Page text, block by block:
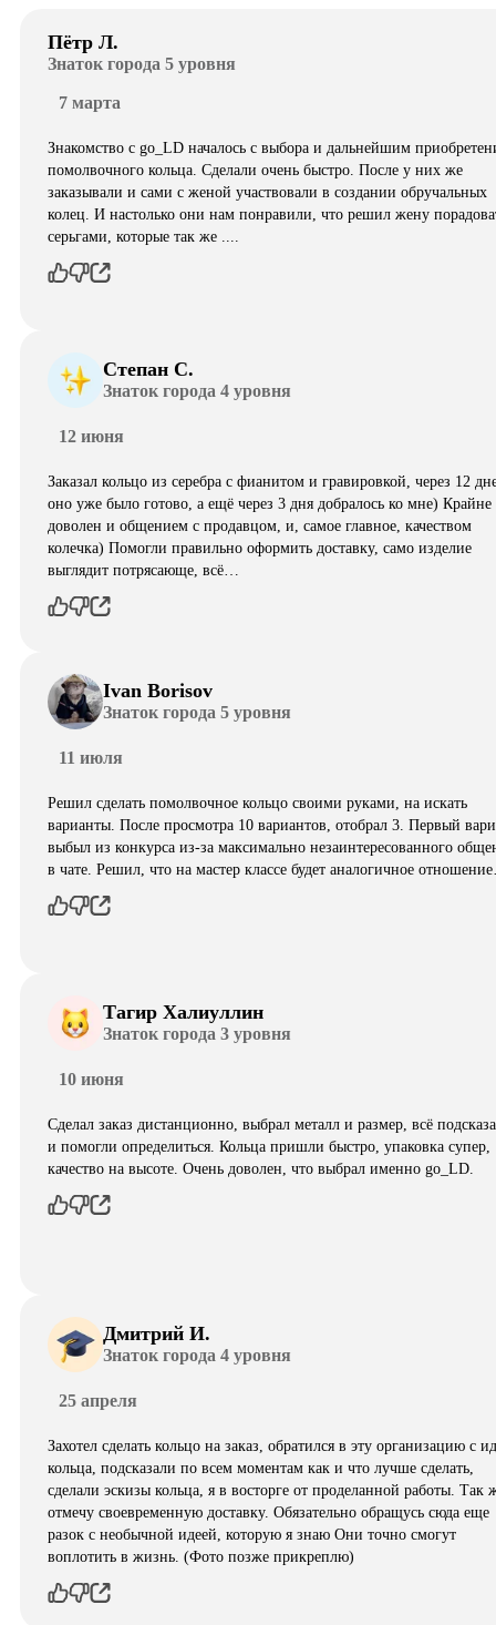
Пётр Л.
Знаток города 5 уровня
7 марта
Знакомство с go_LD началось с выбора и дальнейшим
помолвочного кольца. Сделали очень быстро. После у них же
заказывали и сами с женой участвовали в создании обручальных
колец. И настолько они нам понравили, что решил жену
серьгами, которые так же ....
Степан С.
Знаток города 4 уровня
12 июня
Заказал кольцо из серебра с фианитом и гравировкой, через 12
оно уже было готово, а ещё через 3 дня добралось ко мне) Крайне
доволен и общением с продавцом, и, самое главное, качеством
колечка) Помогли правильно оформить доставку, само изделие
выглядит потрясающе, всë…
Ivan Borisov
Знаток города 5 уровня
11 июля
Решил сделать помолвочное кольцо своими руками, на искать
варианты. После просмотра 10 вариантов, отобрал 3. Первый
выбыл из конкурса из-за максимально незаинтересованного
в чате. Решил, что на мастер классе будет аналогичное
Тагир Халиуллин
Знаток города 3 уровня
10 июня
Сделал заказ дистанционно, выбрал металл и размер, всё
и помогли определиться. Кольца пришли быстро, упаковка супер,
качество на высоте. Очень доволен, что выбрал именно go_LD.
Дмитрий И.
Знаток города 4 уровня
25 апреля
Захотел сделать кольцо на заказ, обратился в эту организацию с
кольца, подсказали по всем моментам как и что лучше сделать,
сделали эскизы кольца, я в восторге от проделанной работы. Так
отмечу своевременную доставку. Обязательно обращусь сюда еще
разок с необычной идеей, которую я знаю Они точно смогут
воплотить в жизнь. (Фото позже прикреплю)